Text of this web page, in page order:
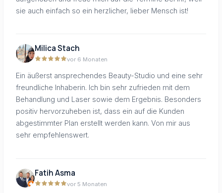
sie auch einfach so ein herzlicher, lieber Mensch ist!
Milica Stach
vor 6 Monaten
Ein äußerst ansprechendes Beauty-Studio und eine sehr
freundliche Inhaberin. Ich bin sehr zufrieden mit dem
Behandlung und Laser sowie dem Ergebnis. Besonders
positiv hervorzuheben ist, dass ein auf die Kunden
abgestimmter Plan erstellt werden kann. Von mir aus
sehr empfehlenswert.
Fatih Asma
vor 5 Monaten